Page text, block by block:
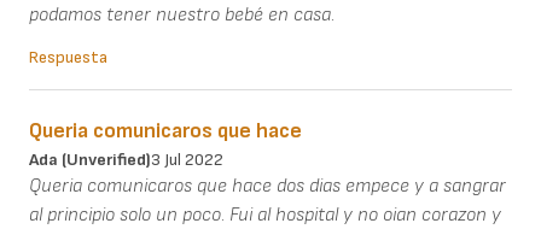
podamos tener nuestro bebé en casa.
Respuesta
Queria comunicaros que hace
Ada (unverified)3 Jul 2022
Queria comunicaros que hace dos dias empece y a sangrar
al principio solo un poco. Fui al hospital y no oian corazon y